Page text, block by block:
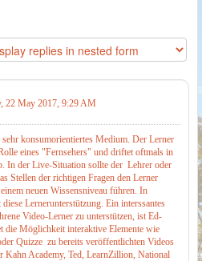
22 May 2017, 9:29 AM
konsumorientiertes Medium. Der Lerner
eines "Fernsehers" und driftet oftmals in
In der Live-Situation sollte der Lehrer oder
Stellen der richtigen Fragen den Lerner
neuen Wissensniveau führen. In
Lernerunterstützung. Ein interssantes
Video-Lerner zu unterstützen, ist Ed-
die Möglichkeit interaktive Elemente wie
Quizze zu bereits veröffentlichten Videos
Kahn Academy, Ted, LearnZillion, National